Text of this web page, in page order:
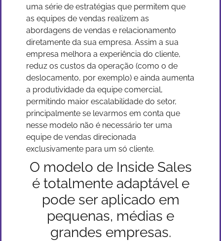
uma série de estratégias que permitem que
as equipes de vendas realizem as
abordagens de vendas e relacionamento
diretamente da sua empresa. Assim a sua
empresa melhora a experiência do cliente,
reduz os custos da operação (como o de
deslocamento, por exemplo) e ainda aumenta
a produtividade da equipe comercial,
permitindo maior escalabilidade do setor,
principalmente se levarmos em conta que
nesse modelo não é necessário ter uma
equipe de vendas direcionada
exclusivamente para um só cliente.
O modelo de Inside Sales
é totalmente adaptável e
pode ser aplicado em
pequenas, médias e
grandes empresas.